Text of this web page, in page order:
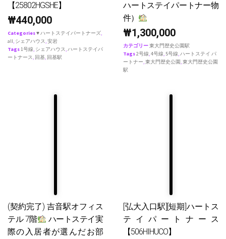
【25802HGSHE】
₩440,000
Categories♥ ハートステイパートナーズ,
all, シェアハウス,安岩
Tags1号線, シェアハウス,ハートステイパ
ートナース, 回基, 回基駅
ハートステイパートナー物
件）
₩1,300,000
カテゴリー東大門歴史公園駅
Tags2号線,4号線, 5号線,ハートステイ パ
ートナー,東大門歴史公園 ,東大門歴史公園
駅
(契約完了) 吉音駅オフィス
テル 7階
ハートステイ実
際の入居者が選んだお部
[弘大入口駅][短期]ハートス
テイパートナース
【506HIHUCO】